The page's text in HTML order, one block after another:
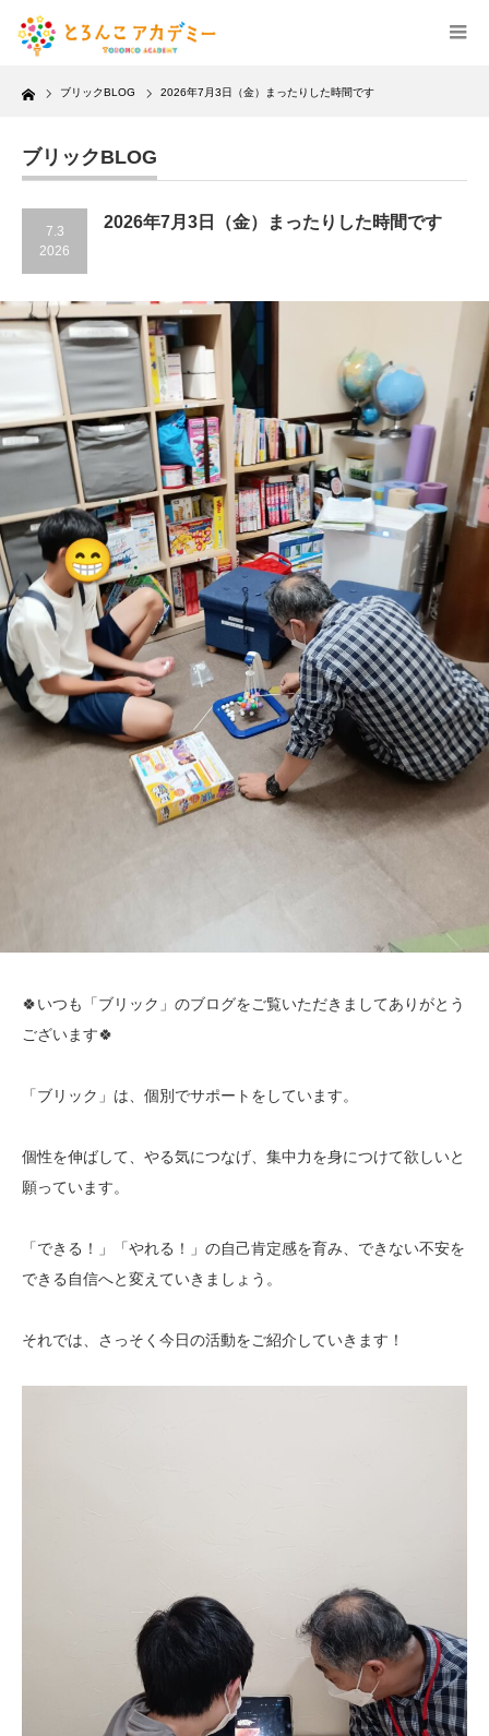
Home ブリックBLOG 2026年7月3日（金）まったりした時間です
ブリックBLOG
7.3
2026
2026年7月3日（金）まったりした時間です
🍀いつも「ブリック」のブログをご覧いただきましてありがとう
ございます🍀
「ブリック」は、個別でサポートをしています。
個性を伸ばして、やる気につなげ、集中力を身につけて欲しいと
願っています。
「できる！」「やれる！」の自己肯定感を育み、できない不安を
できる自信へと変えていきましょう。
それでは、さっそく今日の活動をご紹介していきます！